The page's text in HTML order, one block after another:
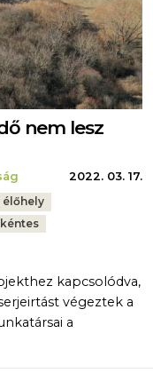
nem lesz
2022. 03. 17.
élőhely
kapcsolódva,
végeztek a
a